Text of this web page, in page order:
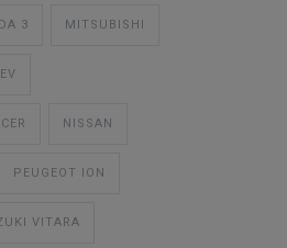
3 MITSUBISHI
NISSAN
PEUGEOT ION
VITARA